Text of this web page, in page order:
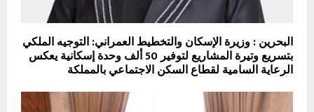
البحرين : وزيرة الإسكان والتخطيط العمراني: التوجيه الملكي
بتسريع وتيرة المشاريع لتوفير 50 ألف وحدة إسكانية يعكس
الرعاية السامية لقطاع السكن الاجتماعي بالمملكة